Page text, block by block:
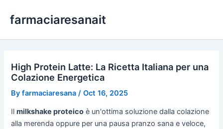
farmaciaresanait
High Protein Latte: La Ricetta Italiana per una
Colazione Energetica
Byfarmaciaresana /Oct 16, 2025
Ilmilkshake proteico è un'ottima soluzione dalla colazione
alla merenda oppure per una pausa pranzo sana e veloce,